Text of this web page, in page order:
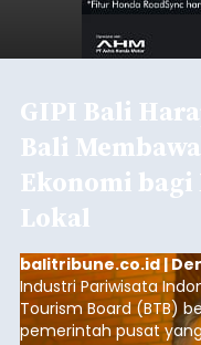
GIPI Bali
Bali
Ekonomi bagi
Lokal
balitribune.co.id |
Industri Pariwisata
Tourism Board (BTB)
pemerintah pusat